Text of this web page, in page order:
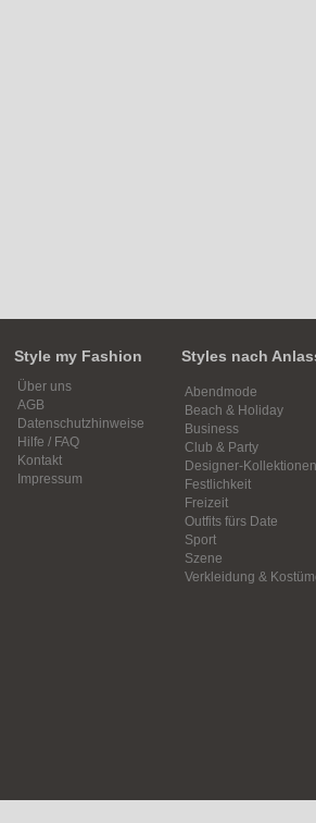
Style my Fashion
Über uns
AGB
Datenschutzhinweise
Hilfe / FAQ
Kontakt
Impressum
Styles nach
Abendmode
Beach & Holiday
Business
Club & Party
Designer-Kollektionen
Festlichkeit
Freizeit
Outfits fürs Date
Sport
Szene
Verkleidung &